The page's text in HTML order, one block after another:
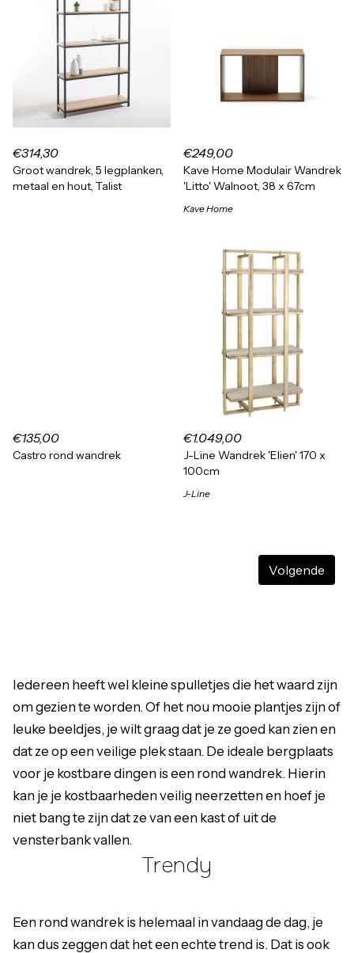
€314,30
Groot wandrek, 5 legplanken,
metaal en hout, Talist
€249,00
Kave Home Modulair Wandrek
'Litto' Walnoot, 38 x 67cm
Kave Home
€135,00
Castro rond wandrek
€1.049,00
J-Line Wandrek 'Elien' 170 x
100cm
J-Line
Volgende
Iedereen heeft wel kleine spulletjes die het waard zijn
om gezien te worden. Of het nou mooie plantjes zijn of
leuke beeldjes, je wilt graag dat je ze goed kan zien en
dat ze op een veilige plek staan. De ideale bergplaats
voor je kostbare dingen is een rond wandrek. Hierin
kan je je kostbaarheden veilig neerzetten en hoef je
niet bang te zijn dat ze van een kast of uit de
vensterbank vallen.
Trendy
Een rond wandrek is helemaal in vandaag de dag, je
kan dus zeggen dat het een echte trend is. Dat is ook